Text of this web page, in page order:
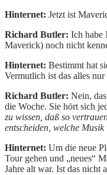
Hinternet: Jetzt ist
Richard Butler: Ich habe
Maverick) noch nicht
Hinternet: Bestimmt hat
Vermutlich ist das alles
Richard Butler: Nein,
die Woche. Sie hört sich
zu wissen, daß so
entscheiden, welche
Hinternet: Um die neue
Tour gehen und „neues“
Jahre alt war. Ist das nicht